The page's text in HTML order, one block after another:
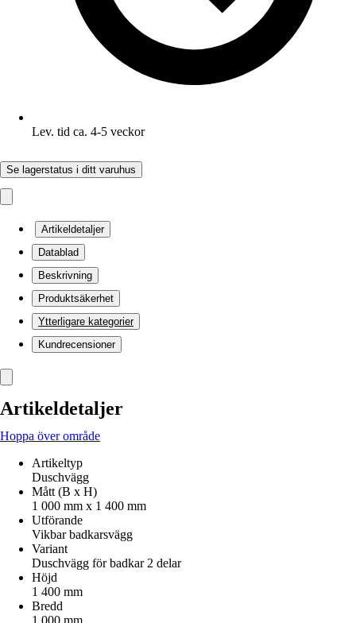
Lev. tid ca. 4-5 veckor
Se lagerstatus i ditt varuhus
Artikeldetaljer
Datablad
Beskrivning
Produktsäkerhet
Ytterligare kategorier
Kundrecensioner
Artikeldetaljer
Hoppa över område
Artikeltyp
Duschvägg
Mått (B x H)
1 000 mm x 1 400 mm
Utförande
Vikbar badkarsvägg
Variant
Duschvägg för badkar 2 delar
Höjd
1 400 mm
Bredd
1 000 mm